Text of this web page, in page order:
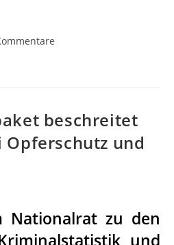
beschreitet
Opferschutz und
Nationalrat zu den
und